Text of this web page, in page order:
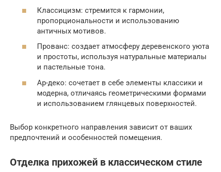
Классицизм: стремится к гармонии,
пропорциональности и использованию
античных мотивов.
Прованс: создает атмосферу деревенского уюта
и простоты, используя натуральные материалы
и пастельные тона.
Ар-деко: сочетает в себе элементы классики и
модерна, отличаясь геометрическими формами
и использованием глянцевых поверхностей.
Выбор конкретного направления зависит от ваших
предпочтений и особенностей помещения.
Отделка прихожей в классическом стиле